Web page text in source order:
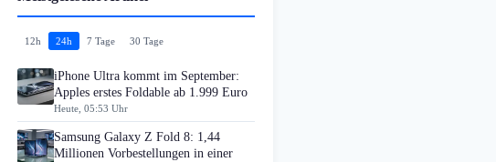
12h 24h 7 Tage 30 Tage
iPhone Ultra kommt im September:
Apples erstes Foldable ab 1.999 Euro
Heute, 05:53 Uhr
Samsung Galaxy Z Fold 8: 1,44
Millionen Vorbestellungen in einer